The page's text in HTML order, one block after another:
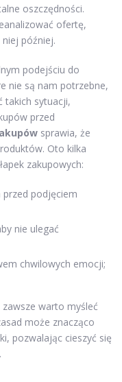
oszczędności.
ofertę,
później.
podejściu do
nie są nam potrzebne,
takich sytuacji,
przed
sprawia, że
Oto kilka
zakupowych:
przed podjęciem
nie ulegać
chwilowych emocji;
warto myśleć
może znacząco
pozwalając cieszyć się